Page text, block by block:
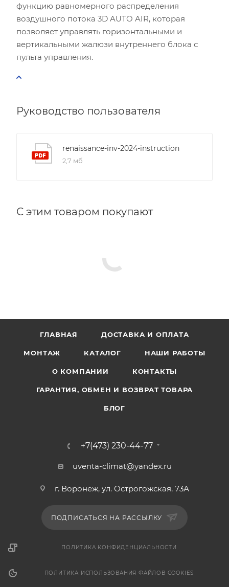
функцию равномерного распределения
воздушного потока 3D AUTO AIR, которая
позволяет управлять горизонтальными и
вертикальными жалюзи внутреннего блока с
пульта управления.
Руководство пользователя
renaissance-inv-2024-instruction
2,7 мб
С этим товаром покупают
ГЛАВНАЯ ДОСТАВКА И ОПЛАТА
МОНТАЖ КАТАЛОГ НАШИ РАБОТЫ
О КОМПАНИИ КОНТАКТЫ
ГАРАНТИЯ, ОБМЕН И ВОЗВРАТ ТОВАРА
БЛОГ
+7(473) 230-44-77
uventa-climat@yandex.ru
г. Воронеж, ул. Острогожская, 73А
ПОДПИСАТЬСЯ НА РАССЫЛКУ
ПОЛИТИКА КОНФИДЕНЦИАЛЬНОСТИ
ПОЛИТИКА ИСПОЛЬЗОВАНИЯ ФАЙЛОВ COOKIES